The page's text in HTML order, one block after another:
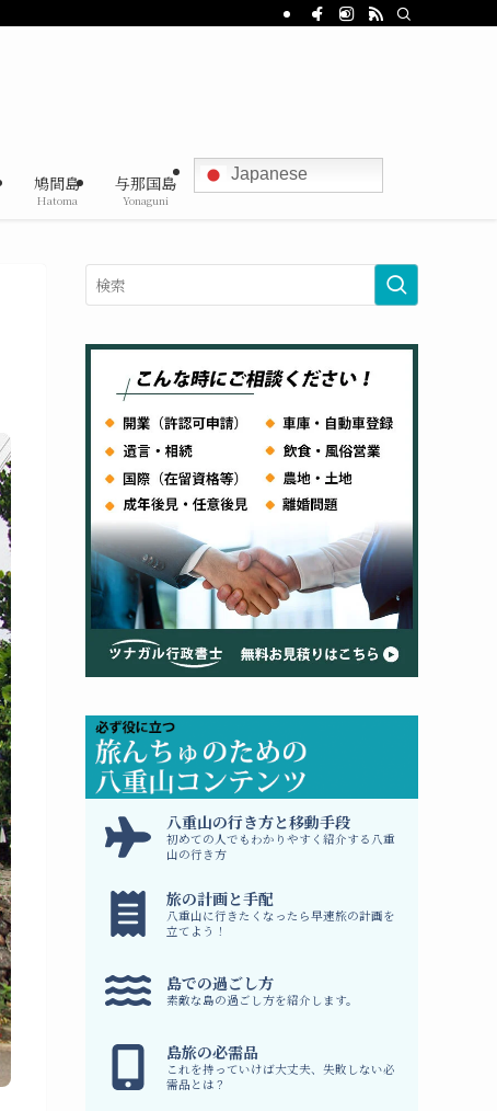
鳩間島
Hatoma
与那国島
Yonaguni
Japanese
八重山の行き方と移動手段
初めての人でもわかりやすく紹介する八重
山の行き方
旅の計画と手配
八重山に行きたくなったら早速旅の計画を
立てよう！
島での過ごし方
素敵な島の過ごし方を紹介します。
島旅の必需品
これを持っていけば大丈夫、失敗しない必
需品とは？